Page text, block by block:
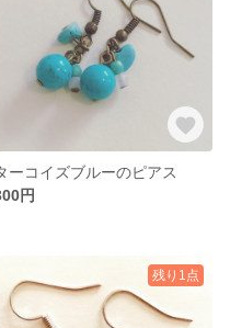
ーコイズブルーのピアス
円
残り1点